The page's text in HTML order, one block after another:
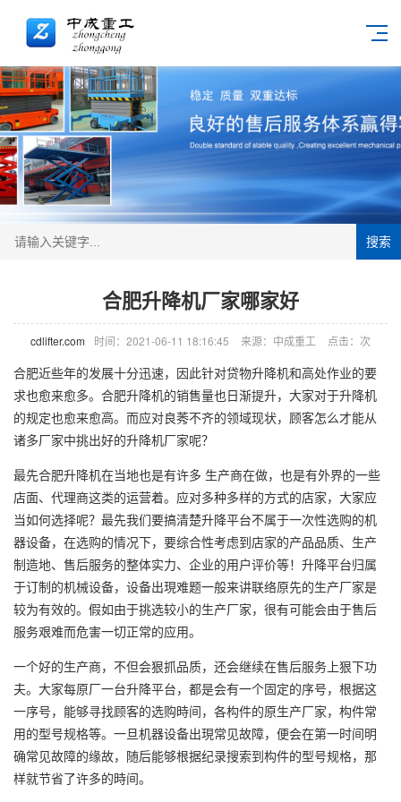
搜索
合肥升降机厂家哪家好
cdlifter.com 时间：2021-06-11 18:16:45 来源：中成重工 点击： 次
合肥近些年的发展十分迅速，因此针对贷物升降机和高处作业的要
求也愈来愈多。合肥升降机的销售量也日渐提升，大家对于升降机
的规定也愈来愈高。而应对良莠不齐的领域现状，顾客怎么才能从
诸多厂家中挑出好的升降机厂家呢？
最先合肥升降机在当地也是有许多 生产商在做，也是有外界的一些
店面、代理商这类的运营着。应对多种多样的方式的店家，大家应
当如何选择呢？最先我们要搞清楚升降平台不属于一次性选购的机
器设备，在选购的情况下，要综合性考虑到店家的产品品质、生产
制造地、售后服务的整体实力、企业的用户评价等！升降平台归属
于订制的机械设备，设备出現难题一般来讲联络原先的生产厂家是
较为有效的。假如由于挑选较小的生产厂家，很有可能会由于售后
服务艰难而危害一切正常的应用。
一个好的生产商，不但会狠抓品质，还会继续在售后服务上狠下功
夫。大家每原厂一台升降平台，都是会有一个固定的序号，根据这
一序号，能够寻找顾客的选购時间，各构件的原生产厂家，构件常
用的型号规格等。一旦机器设备出現常见故障，便会在第一时间明
确常见故障的缘故，随后能够根据纪录搜索到构件的型号规格，那
样就节省了许多的時间。